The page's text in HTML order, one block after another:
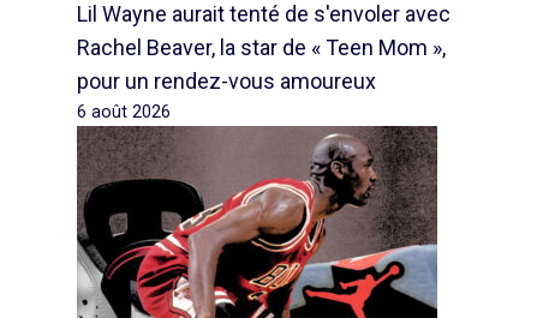
Lil Wayne aurait tenté de s'envoler avec
Rachel Beaver, la star de « Teen Mom »,
pour un rendez-vous amoureux
6 août 2026